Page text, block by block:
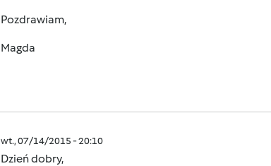
Pozdrawiam,
Magda
wt., 07/14/2015 - 20:10
Dzień dobry,